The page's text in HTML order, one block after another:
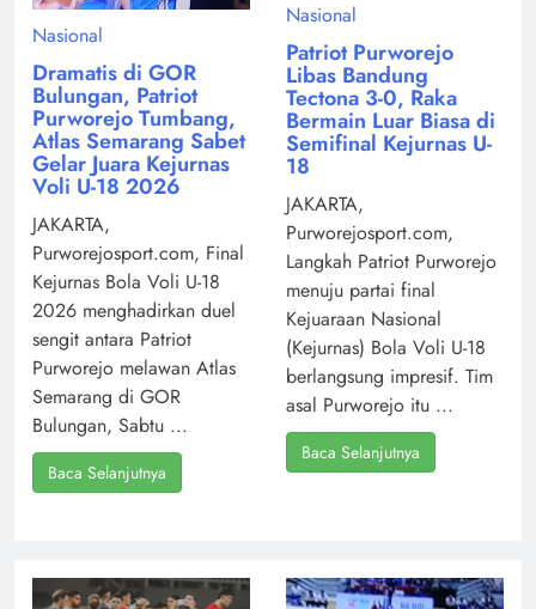
Nasional
Dramatis di GOR
Bulungan, Patriot
Purworejo Tumbang,
Atlas Semarang Sabet
Gelar Juara Kejurnas
Voli U-18 2026
JAKARTA,
Purworejosport.com, Final
Kejurnas Bola Voli U-18
2026 menghadirkan duel
sengit antara Patriot
Purworejo melawan Atlas
Semarang di GOR
Bulungan, Sabtu ...
Baca Selanjutnya
Nasional
Patriot Purworejo
Libas Bandung
Tectona 3-0, Raka
Bermain Luar Biasa di
Semifinal Kejurnas U-
18
JAKARTA,
Purworejosport.com,
Langkah Patriot Purworejo
menuju partai final
Kejuaraan Nasional
(Kejurnas) Bola Voli U-18
berlangsung impresif. Tim
asal Purworejo itu ...
Baca Selanjutnya